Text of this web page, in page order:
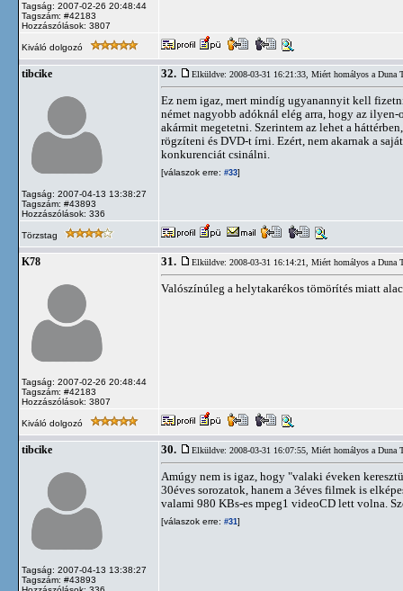
Tagság: 2007-02-26 20:48:44
Tagszám: #42183
Hozzászólások: 3807
Kiváló dolgozó
tibcike
Tagság: 2007-04-13 13:38:27
Tagszám: #43893
Hozzászólások: 336
32. Elküldve: 2008-03-31 16:21:33, Miért homályos a Duna
Ez nem igaz, mert mindíg ugyanannyit kell
német nagyobb adóknál elég arra, hogy az
akármit megetetni. Szerintem az lehet a
rögzíteni és DVD-t írni. Ezért, nem akarnak a
konkurenciát csinálni.
[válaszok erre: #33]
Törzstag
K78
Tagság: 2007-02-26 20:48:44
Tagszám: #42183
Hozzászólások: 3807
31. Elküldve: 2008-03-31 16:14:21, Miért homályos a Duna
Valószínúleg a helytakarékos tömörítés miatt
Kiváló dolgozó
tibcike
Tagság: 2007-04-13 13:38:27
Tagszám: #43893
30. Elküldve: 2008-03-31 16:07:55, Miért homályos a Duna
Amúgy nem is igaz, hogy "valaki éveken
30éves sorozatok, hanem a 3éves filmek is
valami 980 KBs-es mpeg1 videoCD lett volna.
[válaszok erre: #31]